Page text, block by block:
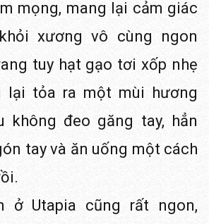
mọng, mang lại cảm giác
xương vô cùng ngon
tuy hạt gạo tơi xốp nhẹ
lại tỏa ra một mùi hương
không đeo găng tay, hẳn
tay và ăn uống một cách
ở Utapia cũng rất ngon,